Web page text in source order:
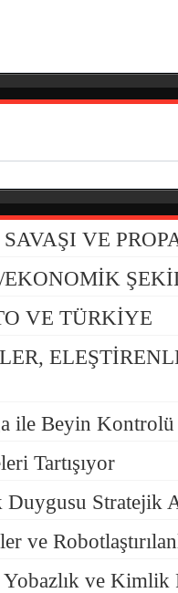
VE
EKONOMİK
VE TÜRKİYE
ile Beyin Kontrolü
Tartışıyor
Duygusu Stratejik
ve
ve Kimlik